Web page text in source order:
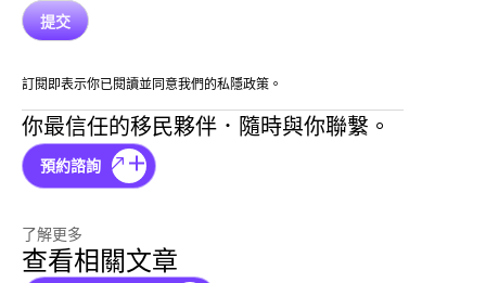
訂閱即表示你已閱讀並同意我們的私隱政策。
你最信任的移民夥伴．隨時與你聯繫。
預約諮詢
了解更多
查看相關文章